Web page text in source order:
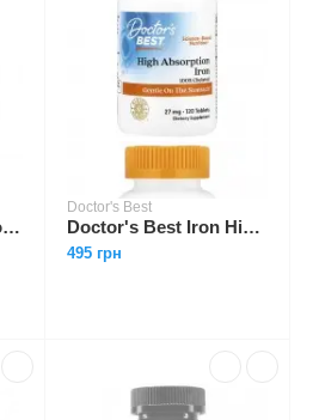
Carlson Chewable Iron 15 mg 60 tabs
Doctor's Best
Doctor's Best Iron High Absorption 27 mg with Ferrochel 120 tabs
495 грн